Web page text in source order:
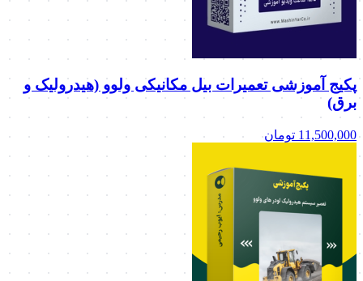
پکیج آموزشی تعمیرات بیل مکانیکی ولوو (هیدرولیک و
برق)
11,500,000 تومان